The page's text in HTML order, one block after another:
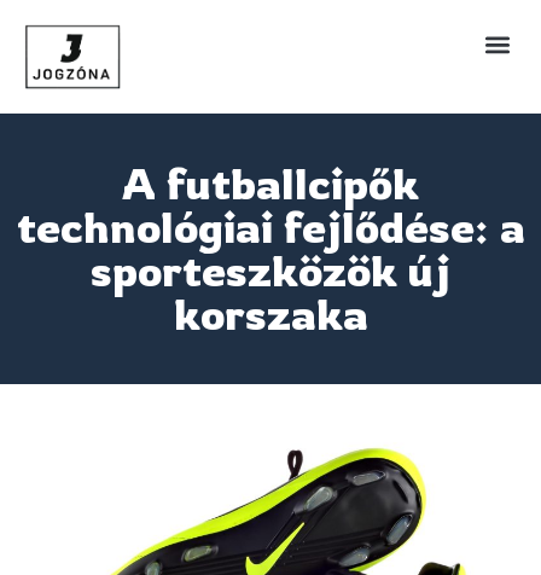
A futballcipők
technológiai fejlődése: a
sporteszközök új
korszaka